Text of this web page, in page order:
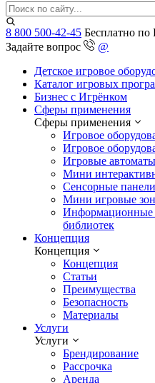
8 800 500-42-45 Бесплатно по
Задайте вопрос
@
Детское игровое
Каталог игровых
Бизнес с Игрёнком
Сферы применения
Сферы применения
Игровое
Игровое
Игровые
Мини
Сенсорные
Мини игровые
Информационные
библиотек
Концепция
Концепция
Концепция
Статьи
Преимущества
Безопасность
Материалы
Услуги
Услуги
Брендирование
Рассрочка
Аренда